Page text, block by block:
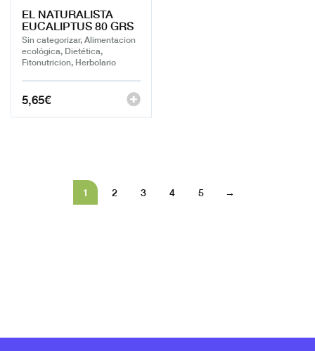
EL NATURALISTA
EUCALIPTUS 80 GRS
Sin categorizar, Alimentacion
ecológica, Dietética,
Fitonutricion, Herbolario
5,65€
1 2 3 4 5 →